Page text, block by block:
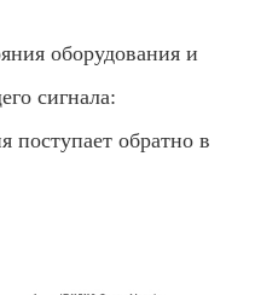
оборудования и
сигнала:
поступает обратно в